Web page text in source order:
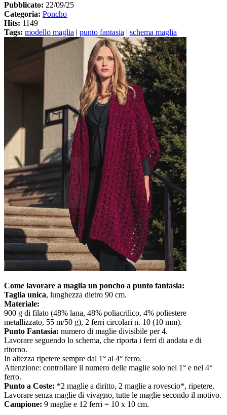
Pubblicato: 22/09/25
Categoria: Poncho
Hits: 1149
Tags: modello maglia punto fantasia schema maglia
Come lavorare a maglia un poncho a punto fantasia:
Taglia unica, lunghezza dietro 90 cm.
Materiale:
900 g di filato (48% lana, 48% poliacrilico, 4% poliestere
metallizzato, 55 m/50 g), 2 ferri circolari n. 10 (10 mm).
Punto Fantasia: numero di maglie divisibile per 4.
Lavorare seguendo lo schema, che riporta i ferri di andata e di
ritorno.
In altezza ripetere sempre dal 1° al 4° ferro.
Attenzione: controllare il numero delle maglie solo nel 1° e nel 4°
ferro.
Punto a Coste: *2 maglie a diritto, 2 maglie a rovescio*, ripetere.
Lavorare senza maglie di vivagno, tutte le maglie secondo il motivo.
Campione: 9 maglie e 12 ferri = 10 x 10 cm.